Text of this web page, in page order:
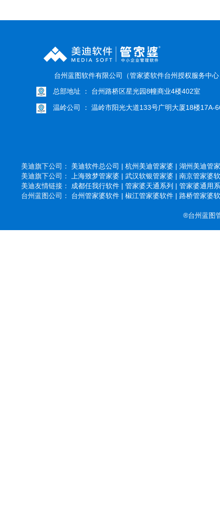
台州蓝图软件有限公司（管家婆软件台州授权服务中
总部地址 ： 台州路桥区星光园8幢商业4楼402室
温岭公司 ： 温岭市阳光大道133号广明大厦18楼17A-
美迪旗下公司： 美迪软件总公司 | 杭州美迪管家婆 | 湖州美迪管
美迪旗下公司： 上海致梦管家婆 | 武汉软银管家婆 | 南京管家婆
美迪友情链接： 成都任我行软件 | 管家婆天通系列 | 管家婆通用
台州蓝图公司： 台州管家婆软件 | 椒江管家婆软件 | 路桥管家婆
®台州蓝图